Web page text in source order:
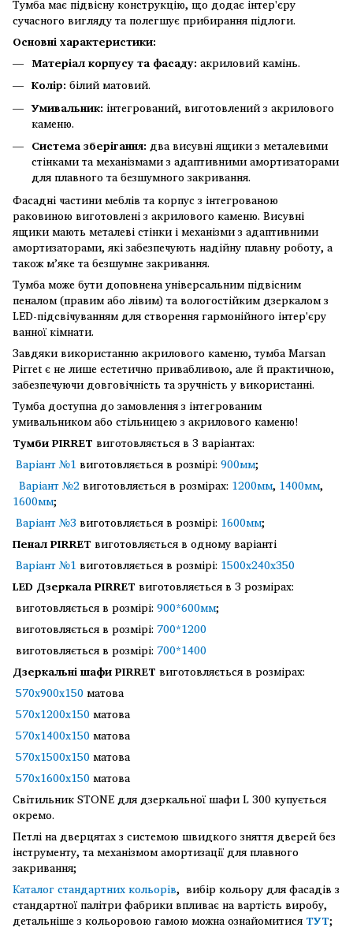
Тумба має підвісну конструкцію, що додає інтер'єру
сучасного вигляду та полегшує прибирання підлоги.
Основні характеристики:
Матеріал корпусу та фасаду: акриловий камінь.
Колір: білий матовий.
Умивальник: інтегрований, виготовлений з акрилового
каменю.
Система зберігання: два висувні ящики з металевими
стінками та механізмами з адаптивними амортизаторами
для плавного та безшумного закривання.
Фасадні частини меблів та корпус з інтегрованою
раковиною виготовлені з акрилового каменю. Висувні
ящики мають металеві стінки і механізми з адаптивними
амортизаторами, які забезпечують надійну плавну роботу, а
також м’яке та безшумне закривання.
Тумба може бути доповнена універсальним підвісним
пеналом (правим або лівим) та вологостійким дзеркалом з
LED-підсвічуванням для створення гармонійного інтер'єру
ванної кімнати.
Завдяки використанню акрилового каменю, тумба Marsan
Pirret є не лише естетично привабливою, але й практичною,
забезпечуючи довговічність та зручність у використанні.
Тумба доступна до замовлення з інтегрованим
умивальником або стільницею з акрилового каменю!
ТумбиPIRRET виготовляється в 3 варіантах:
Варіант №1 виготовляється в розмірі: 900мм;
Варіант №2виготовляється в розмірах: 1200мм, 1400мм,
1600мм;
Варіант №3виготовляється в розмірі: 1600мм;
ПеналPIRRET виготовляється в одному варіанті
Варіант №1 виготовляється в розмірі: 1500х240х350
LED ДзеркалаPIRRET виготовляється в 3розмірах:
виготовляється в розмірі: 900*600мм;
виготовляється в розмірі: 700*1200
виготовляється в розмірі: 700*1400
Дзеркальні шафиPIRRET виготовляється в розмірах:
570х900х150 матова
570х1200х150 матова
570х1400х150 матова
570х1500х150 матова
570х1600х150 матова
Світильник STONE для дзеркальної шафи L 300 купується
окремо.
Петлі на дверцятах з системою швидкого зняття дверей без
інструменту, та механізмом амортизації для плавного
закривання;
Каталог стандартних кольорів, вибір кольору для фасадів з
стандартної палітри фабрики впливає на вартість виробу,
детальніше з кольоровою гамою можна ознайомитися ТУТ;